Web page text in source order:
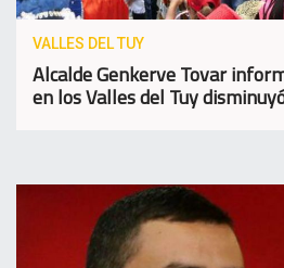
VALLES DEL TUY
Alcalde Genkerve Tovar
en los Valles del Tuy